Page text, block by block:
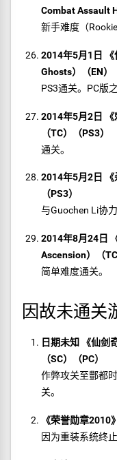
Combat Assault
新手难度（Rookie
2014年5月1日
Ghosts）（EN）
PS3通关。PC版
2014年5月2日 《
（TC）（PS3）
通关。
2014年5月2日 《
（PS3）
与Guochen Li协
2014年8月24日
Ascension）（TC
简单难度通关。
因故未通关
日期未知 《仙剑
（SC）（PC）
作弊攻关至酆都
关。
《荣誉勋章2010
因为重装系统终止